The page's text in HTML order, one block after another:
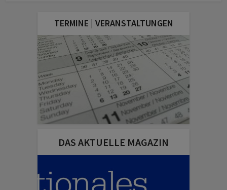
TERMINE | VERANSTALTUNGEN
DAS AKTUELLE MAGAZIN